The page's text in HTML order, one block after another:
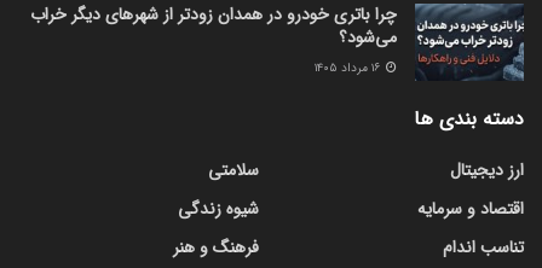
چرا باتری خودرو در همدان زودتر از شهرهای دیگر خراب
می‌شود؟
دسته بندی ها
ارز دیجیتال
اقتصاد و سرمایه
تناسب اندام
سلامتی
شیوه زندگی
فرهنگ و هنر